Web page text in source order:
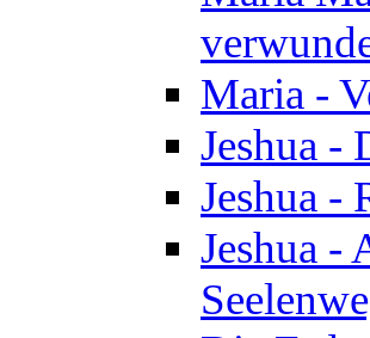
Maria -
Jeshua -
Jeshua -
Jeshua -